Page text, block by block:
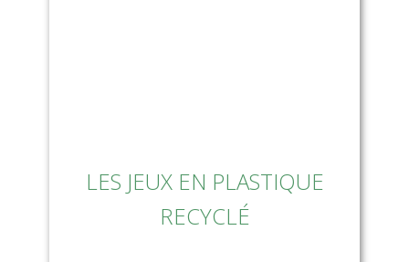
LES JEUX EN PLASTIQUE
RECYCLÉ